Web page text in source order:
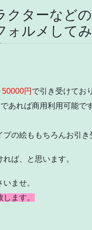
クターなど
ォルメして
円 で引き受けてお
であれば商用利用可能で
の絵ももちろんお引き
ば、と思います。
ませ。
ます。